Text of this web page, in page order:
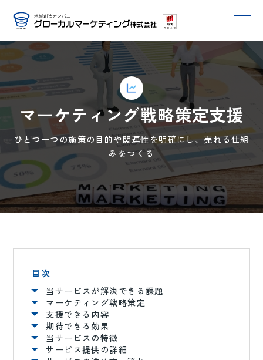
マーケティング戦略策定支援
ひとつ一つの施策の目的や関連性を明確にし、売れる仕組
みをつくる
目次
当サービスが解決できる課題
マーケティング戦略策定
支援できる内容
期待できる効果
当サービスの特徴
サービス提供の詳細